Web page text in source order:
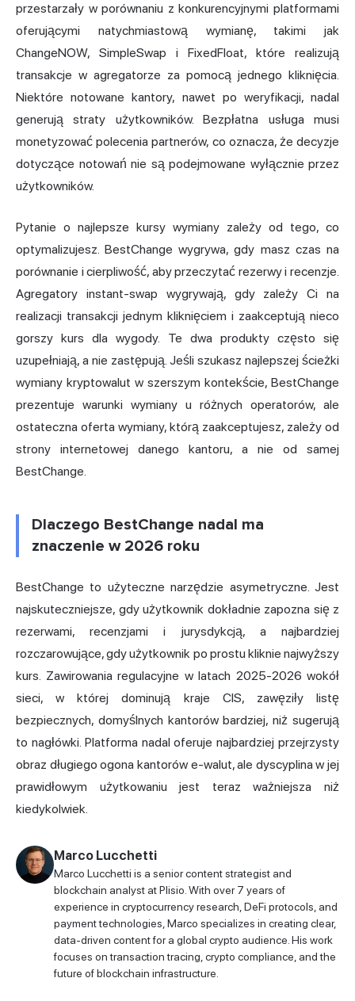
przestarzały w porównaniu z konkurencyjnymi platformami
oferującymi natychmiastową wymianę, takimi jak
ChangeNOW, SimpleSwap i FixedFloat, które realizują
transakcje w agregatorze za pomocą jednego kliknięcia.
Niektóre notowane kantory, nawet po weryfikacji, nadal
generują straty użytkowników. Bezpłatna usługa musi
monetyzować polecenia partnerów, co oznacza, że decyzje
dotyczące notowań nie są podejmowane wyłącznie przez
użytkowników.
Pytanie o najlepsze kursy wymiany zależy od tego, co
optymalizujesz. BestChange wygrywa, gdy masz czas na
porównanie i cierpliwość, aby przeczytać rezerwy i recenzje.
Agregatory instant-swap wygrywają, gdy zależy Ci na
realizacji transakcji jednym kliknięciem i zaakceptują nieco
gorszy kurs dla wygody. Te dwa produkty często się
uzupełniają, a nie zastępują. Jeśli szukasz najlepszej ścieżki
wymiany kryptowalut w szerszym kontekście, BestChange
prezentuje warunki wymiany u różnych operatorów, ale
ostateczna oferta wymiany, którą zaakceptujesz, zależy od
strony internetowej danego kantoru, a nie od samej
BestChange.
Dlaczego BestChange nadal ma
znaczenie w 2026 roku
BestChange to użyteczne narzędzie asymetryczne. Jest
najskuteczniejsze, gdy użytkownik dokładnie zapozna się z
rezerwami, recenzjami i jurysdykcją, a najbardziej
rozczarowujące, gdy użytkownik po prostu kliknie najwyższy
kurs. Zawirowania regulacyjne w latach 2025-2026 wokół
sieci, w której dominują kraje CIS, zawęziły listę
bezpiecznych, domyślnych kantorów bardziej, niż sugerują
to nagłówki. Platforma nadal oferuje najbardziej przejrzysty
obraz długiego ogona kantorów e-walut, ale dyscyplina w jej
prawidłowym użytkowaniu jest teraz ważniejsza niż
kiedykolwiek.
Marco Lucchetti
Marco Lucchetti is a senior content strategist and
blockchain analyst at Plisio. With over 7 years of
experience in cryptocurrency research, DeFi protocols, and
payment technologies, Marco specializes in creating clear,
data-driven content for a global crypto audience. His work
focuses on transaction tracing, crypto compliance, and the
future of blockchain infrastructure.